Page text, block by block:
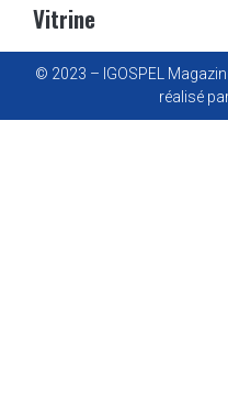
Vitrine
© 2023 – IGOSPEL
réalisé